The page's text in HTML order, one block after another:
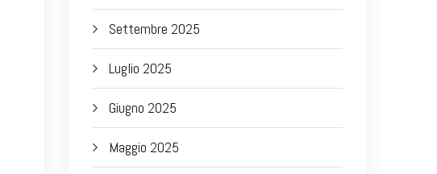
Settembre 2025
Luglio 2025
Giugno 2025
Maggio 2025